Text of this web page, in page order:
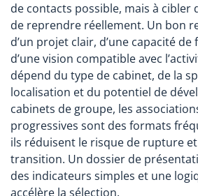
de contacts possible, mais à cibler
de reprendre réellement. Un bon
d’un projet clair, d’une capacité
d’une vision compatible avec
dépend du type de cabinet, de la
localisation et du potentiel de
cabinets de groupe, les
progressives sont des formats
ils réduisent le risque de rupture
transition. Un dossier de
des indicateurs simples et une
accélère la sélection.